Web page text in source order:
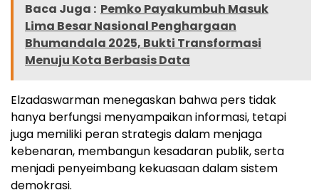
Baca Juga : Pemko Payakumbuh Masuk
Lima Besar Nasional Penghargaan
Bhumandala 2025, Bukti Transformasi
Menuju Kota Berbasis Data
Elzadaswarman menegaskan bahwa pers tidak
hanya berfungsi menyampaikan informasi, tetapi
juga memiliki peran strategis dalam menjaga
kebenaran, membangun kesadaran publik, serta
menjadi penyeimbang kekuasaan dalam sistem
demokrasi.